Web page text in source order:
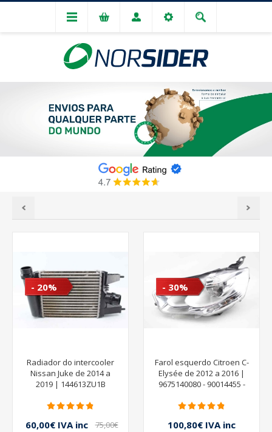
- 20%
Radiador do intercooler
Nissan Juke de 2014 a
2019 | 144613ZU1B
60,00€ IVA inc
75,00€
- 30%
Farol esquerdo Citroen C-
Elysée de 2012 a 2016 |
9675140080 - 90014455 -
100,80€ IVA inc